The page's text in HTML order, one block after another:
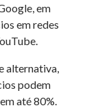
em
em redes
alternativa,
podem
até 80%.